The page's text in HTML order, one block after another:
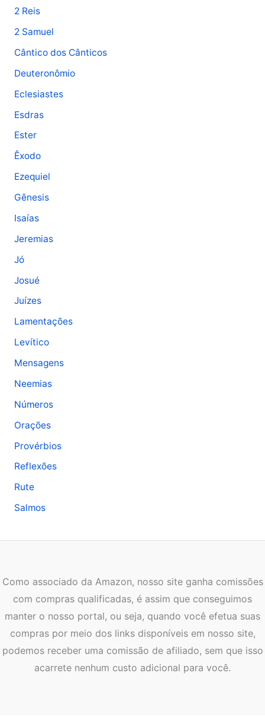
2 Reis
2 Samuel
Cântico dos Cânticos
Deuteronômio
Eclesiastes
Esdras
Ester
Êxodo
Ezequiel
Gênesis
Isaías
Jeremias
Jó
Josué
Juízes
Lamentações
Levítico
Mensagens
Neemias
Números
Orações
Provérbios
Reflexões
Rute
Salmos
Como associado da Amazon, nosso site ganha comissões
com compras qualificadas, é assim que conseguimos
manter o nosso portal, ou seja, quando você efetua suas
compras por meio dos links disponíveis em nosso site,
podemos receber uma comissão de afiliado, sem que isso
acarrete nenhum custo adicional para você.